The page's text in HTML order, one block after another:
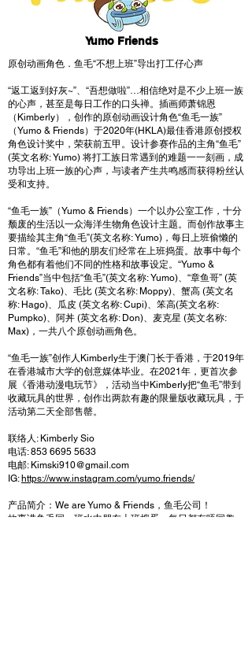
Yumo Friends
原创动画角色．鱼毛“不想上班”导出打工仔心声
“返工返到好灰~”、“吾想做啦”…相信绝对是不少上班一族
的心声，甚至是每日工作的口头禅。插画师萧锦恩
（Kimberly），创作的原创动画设计角色“鱼毛一族”
（Yumo & Friends）于2020年(HKLA)最佳香港原创授权
角色设计奖中，荣获前五甲。设计参赛作品的主角“鱼毛”
(英文名称: Yumo) 将打工族日常遇到的难题一一刻画，成
功导出上班一族的心声，与读者产生共鸣感而获得粉丝认
受和支持。
“鱼毛一族”（Yumo & Friends）一个以办公室工作，十分
颓废的生活以一众海洋生物角色设计主题。而创作故事主
要描绘其主角“鱼毛”(英文名称: Yumo)，每日上班偷懒的
日常。“鱼毛”和他的朋友们经常在上班捣蛋。故事中每个
角色都有着他们不同的性格和故事设定。“Yumo &
Friends”当中包括“鱼毛”(英文名称: Yumo)、“章鱼哥” (英
文名称: Tako)、毛比 (英文名称: Moppy)、蟹高 (英文名
称: Hago)、瓜皮 (英文名称: Cupi)、笨高(英文名称:
Pumpko)、阿丼 (英文名称: Don)、麦克星 (英文名称:
Max)，一共八个原创动画角色。
“鱼毛一族”创作人Kimberly生于澳门长于香港，于2019年
在香港城市大学的创意媒体毕业。在2021年，更首次参
展《香港动漫电玩节》，活动当中Kimberly把“鱼毛”带到
收藏玩具的世界，创作出两款有趣的限量版收藏玩具，于
活动第二天全部售罄。
联络人: Kimberly Sio
电话:853 6695 5633
电邮: Kimski910@gmail.com
IG: https://www.instagram.com/yumo.friends/
产品简介：We are Yumo & Friends，鱼毛公司！
故事讲鱼毛同一班水中朋友上班捣蛋，每日都有唔同趣